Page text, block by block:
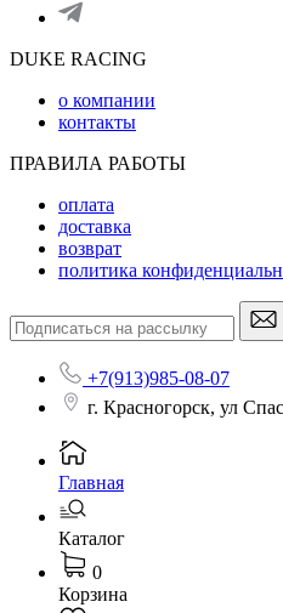
DUKE RACING
о компании
контакты
ПРАВИЛА РАБОТЫ
оплата
доставка
возврат
политика
+7(913)985-08-07
г. Красногорск, ул
Главная
Каталог
0
Корзина